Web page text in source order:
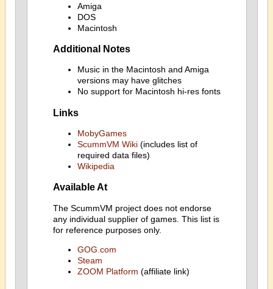
Amiga
DOS
Macintosh
Additional Notes
Music in the Macintosh and Amiga
versions may have glitches
No support for Macintosh hi-res fonts
Links
MobyGames
ScummVM Wiki(includes list of
required data files)
Wikipedia
Available At
The ScummVM project does not endorse
any individual supplier of games. This list is
for reference purposes only.
GOG.com
Steam
ZOOM Platform (affiliate link)